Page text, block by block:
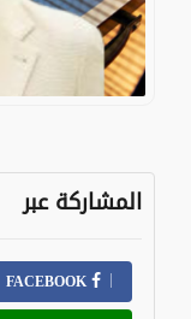
المشاركة عبر
FACEBOOK